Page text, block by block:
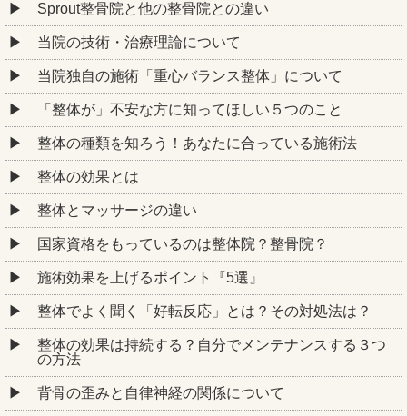
Sprout整骨院と他の整骨院との違い
当院の技術・治療理論について
当院独自の施術「重心バランス整体」について
「整体が」不安な方に知ってほしい５つのこと
整体の種類を知ろう！あなたに合っている施術法
整体の効果とは
整体とマッサージの違い
国家資格をもっているのは整体院？整骨院？
施術効果を上げるポイント『5選』
整体でよく聞く「好転反応」とは？その対処法は？
整体の効果は持続する？自分でメンテナンスする３つ
の方法
背骨の歪みと自律神経の関係について